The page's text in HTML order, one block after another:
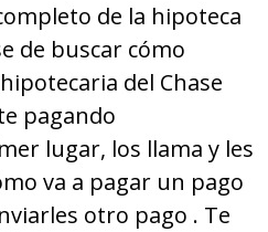
de la hipoteca
de buscar cómo
del Chase
pagando
lugar, los llama y les
va a pagar un pago
otro pago . Te